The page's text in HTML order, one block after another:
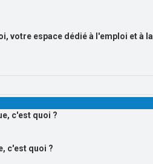
votre espace dédié à l'emploi et à la
c'est quoi ?